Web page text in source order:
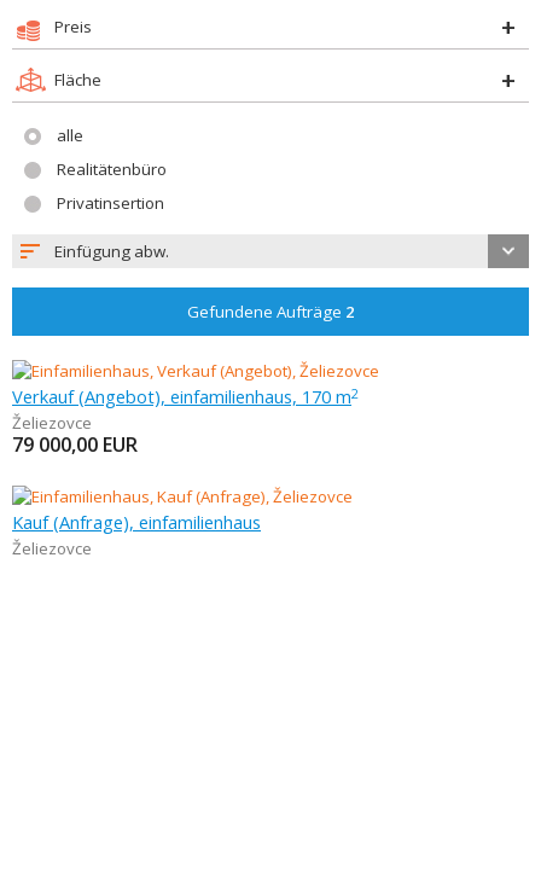
Preis
Fläche
alle
Realitätenbüro
Privatinsertion
Einfügung abw.
Gefundene Aufträge 2
Verkauf (Angebot), einfamilienhaus, 170 m2
Želiezovce
79 000,00 EUR
Kauf (Anfrage), einfamilienhaus
Želiezovce